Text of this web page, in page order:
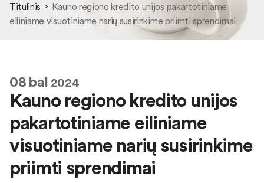
Titulinis
Kauno regiono kredito unijos pakartotiniame
eiliniame visuotiniame narių susirinkime priimti sprendimai
08bal 2024
Kauno regiono kredito unijos
pakartotiniame eiliniame
visuotiniame narių susirinkime
priimti sprendimai